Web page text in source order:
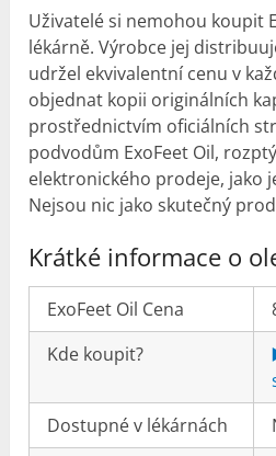
Uživatelé si nemohou koupit
lékárně. Výrobce jej
udržel ekvivalentní cenu v
objednat kopii originálních
prostřednictvím oficiálních
podvodům ExoFeet Oil,
elektronického prodeje, jako
Nejsou nic jako skutečný
Krátké informace o
ExoFeet Oil Cena
Kde koupit?
Dostupné v lékárnách